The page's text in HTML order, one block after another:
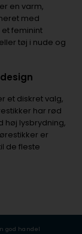
en varm,
med
feminint
tøj i nude og
et diskret valg,
har rød
høj lysbrydning,
er
de fleste
god handel